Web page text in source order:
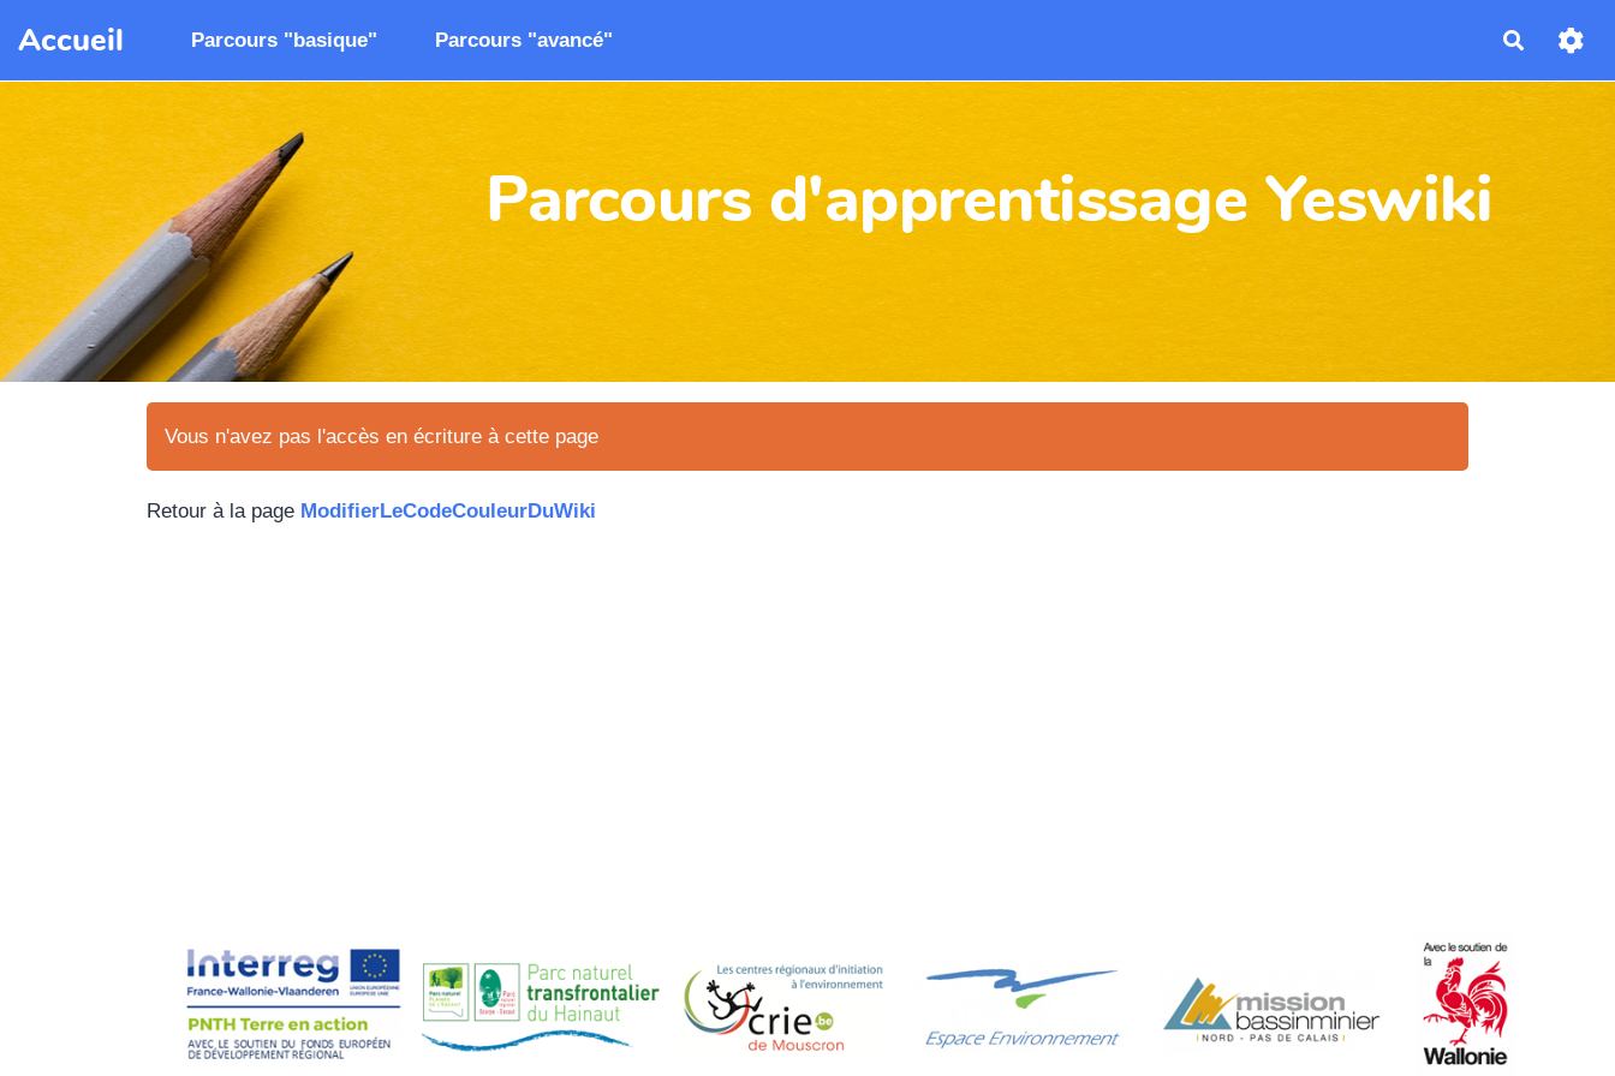
Aller au contenu principal
Accueil Parcours "basique" Parcours "avancé"
Parcours d'apprentissage Yeswiki
Vous n'avez pas l'accès en écriture à cette page
Retour à la page ModifierLeCodeCouleurDuWiki